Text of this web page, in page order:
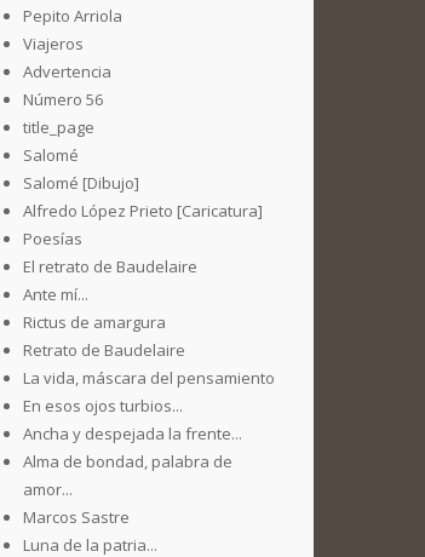
Pepito Arriola
Viajeros
Advertencia
Número 56
title_page
Salomé
Salomé [Dibujo]
Alfredo López Prieto [Caricatura]
Poesías
El retrato de Baudelaire
Ante mí...
Rictus de amargura
Retrato de Baudelaire
La vida, máscara del pensamiento
En esos ojos turbios...
Ancha y despejada la frente...
Alma de bondad, palabra de
amor...
Marcos Sastre
Luna de la patria...